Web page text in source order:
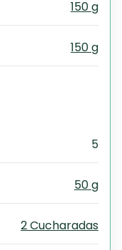
150 g
150 g
5
50 g
2 Cucharadas